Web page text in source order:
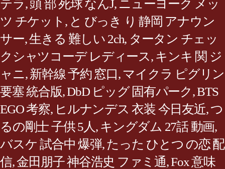
テラ,頭 部 死球 なんJ, ニューヨーク メッ
ツ チケット , と びっき り 静岡 アナウン
サー,生きる 難しい 2ch, タータン チェッ
クシャツコーデ レディース, キンキ 関 ジ
ャニ,新幹線 予約 窓口, マイクラ ピグリン
要塞 統合版,DbD ピッグ 固有パーク,BTS
EGO 考察, ヒルナンデス 衣装 今日友近,つ
るの剛士 子供 5人, キングダム 27話 動画,
バスケ 試合中 爆弾,たった ひとつ の恋 配
信,金田朋子 神谷浩史 ファミ通,Fox 意味